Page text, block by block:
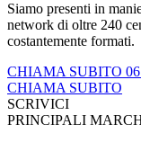
Siamo presenti in
network di oltre 240
costantemente formati.
CHIAMA SUBITO 06
CHIAMA SUBITO
SCRIVICI
PRINCIPALI